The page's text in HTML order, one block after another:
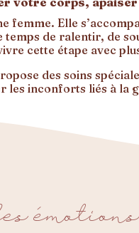
femme. Elle
de ralentir, de
cette étape avec
des soins
les inconforts liés à la